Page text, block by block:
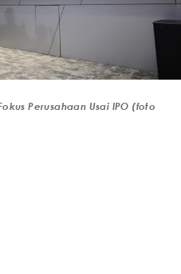
Perusahaan Usai IPO (foto